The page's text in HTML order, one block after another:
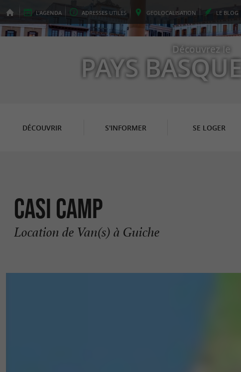
L'AGENDA ADRESSES UTILES GEOLOCALISATION LE BLOG
Découvrez le
PAYS BASQUE
DÉCOUVRIR S'INFORMER SE LOGER
Casi Camp
Location de Van(s) à Guiche